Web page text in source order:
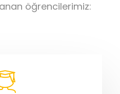
öğrencilerimiz: